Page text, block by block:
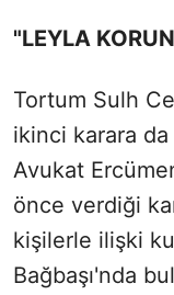
"LEYLA
Tortum Sulh
ikinci karara
Avukat
önce verdiği
kişilerle ilişki
Bağbaşı'nda